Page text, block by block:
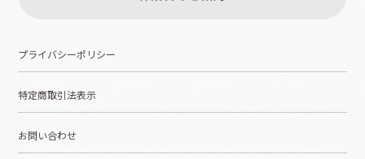
プライバシーポリシー
特定商取引法表示
お問い合わせ